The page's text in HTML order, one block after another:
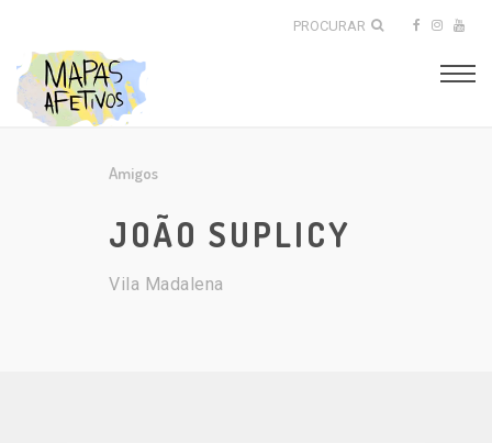
PROCURAR
Amigos
JOÃO SUPLICY
Vila Madalena